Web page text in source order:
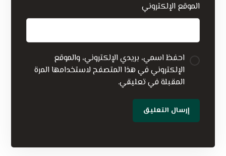
الموقع الإلكتروني
احفظ اسمي، بريدي الإلكتروني، والموقع
الإلكتروني في هذا المتصفح لاستخدامها المرة
المقبلة في تعليقي.